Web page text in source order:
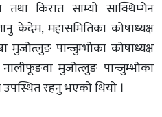
किरात साम्यो साक्थिम्गेन
केदेम, महासमितिका कोषाध्यक्ष
मुजोत्लुङ पान्जुम्भोका कोषाध्यक्ष
मुजोत्लुङ पान्जुम्भोका
रहनु भएको थियो ।